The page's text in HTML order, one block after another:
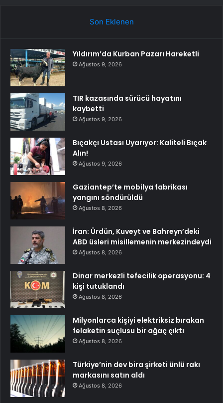
Son Eklenen
Yıldırım’da Kurban Pazarı Hareketli
Ağustos 9, 2026
TIR kazasında sürücü hayatını
kaybetti
Ağustos 9, 2026
Bıçakçı Ustası Uyarıyor: Kaliteli Bıçak
Alın!
Ağustos 9, 2026
Gaziantep’te mobilya fabrikası
yangını söndürüldü
Ağustos 8, 2026
İran: Ürdün, Kuveyt ve Bahreyn’deki
ABD üsleri misillemenin merkezindeydi
Ağustos 8, 2026
Dinar merkezli tefecilik operasyonu: 4
kişi tutuklandı
Ağustos 8, 2026
Milyonlarca kişiyi elektriksiz bırakan
felaketin suçlusu bir ağaç çıktı
Ağustos 8, 2026
Türkiye’nin dev bira şirketi ünlü rakı
markasını satın aldı
Ağustos 8, 2026